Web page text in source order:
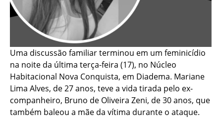
Uma discussão familiar terminou em um feminicídio
na noite da última terça-feira (17), no Núcleo
Habitacional Nova Conquista, em Diadema. Mariane
Lima Alves, de 27 anos, teve a vida tirada pelo ex-
companheiro, Bruno de Oliveira Zeni, de 30 anos, que
também baleou a mãe da vítima durante o ataque.